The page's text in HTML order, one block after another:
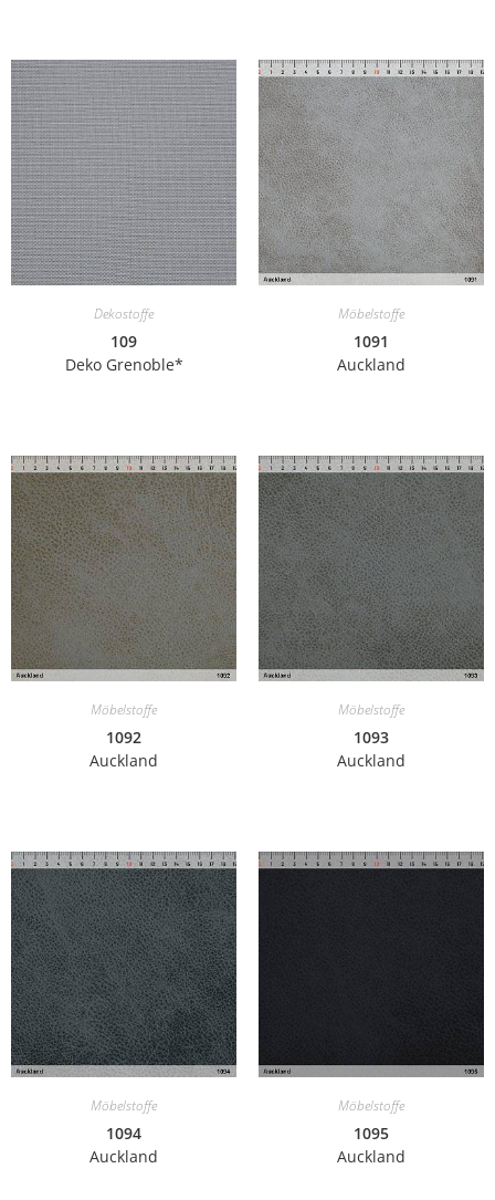
Dekostoffe
109
Deko Grenoble*
Möbelstoffe
1091
Auckland
Möbelstoffe
1092
Auckland
Möbelstoffe
1093
Auckland
Möbelstoffe
1094
Auckland
Möbelstoffe
1095
Auckland